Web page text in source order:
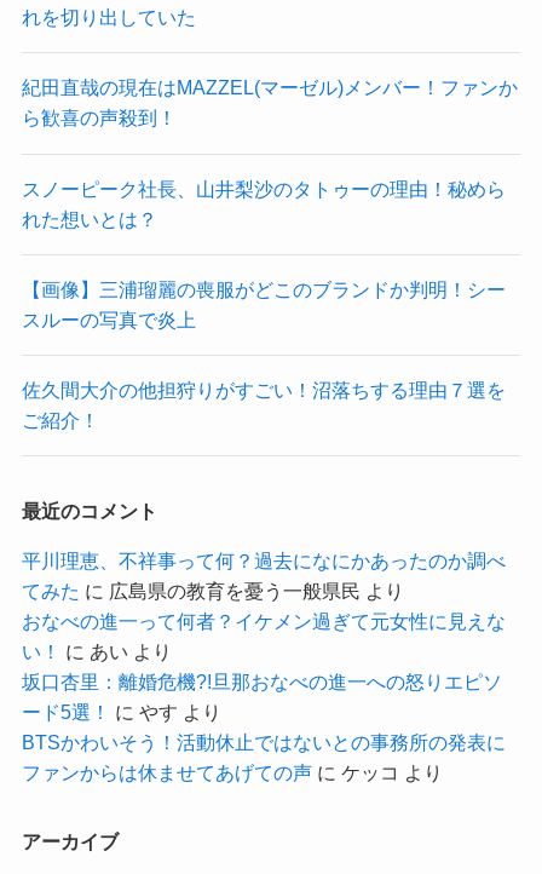
れを切り出していた
紀田直哉の現在はMAZZEL(マーゼル)メンバー！ファンか
ら歓喜の声殺到！
スノーピーク社長、山井梨沙のタトゥーの理由！秘めら
れた想いとは？
【画像】三浦瑠麗の喪服がどこのブランドか判明！シー
スルーの写真で炎上
佐久間大介の他担狩りがすごい！沼落ちする理由７選を
ご紹介！
最近のコメント
平川理恵、不祥事って何？過去になにかあったのか調べ
てみた に 広島県の教育を憂う一般県民 より
おなべの進一って何者？イケメン過ぎて元女性に見えな
い！
に あい より
坂口杏里：離婚危機?!旦那おなべの進一への怒りエピソ
ード5選！
に やす より
BTSかわいそう！活動休止ではないとの事務所の発表に
ファンからは休ませてあげての声に ケッコ より
アーカイブ